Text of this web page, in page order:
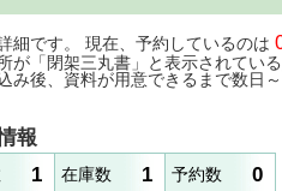
細です。 現在、予約しているのは
が「閉架三丸書」と表示されてい
み後、資料が用意できるまで数日
報
1 在庫数 1 予約数 0